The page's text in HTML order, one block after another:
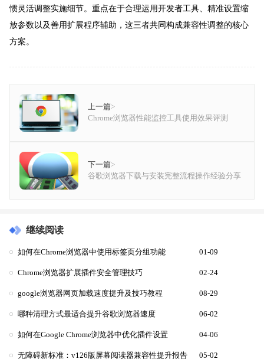
惯灵活调整实施细节。重点在于合理运用开发者工具、精准设置缩
放参数以及善用扩展程序辅助，这三者共同构成兼容性调整的核心
方案。
上一篇>
Chrome浏览器性能监控工具使用效果评测
下一篇>
谷歌浏览器下载与安装完整流程操作经验分享
继续阅读
如何在Chrome浏览器中使用标签页分组功能 01-09
Chrome浏览器扩展插件安全管理技巧 02-24
google浏览器网页加载速度提升及技巧教程 08-29
哪种清理方式最适合提升谷歌浏览器速度 06-02
如何在Google Chrome浏览器中优化插件设置 04-06
无障碍新标准：v126版屏幕阅读器兼容性提升报告 05-02